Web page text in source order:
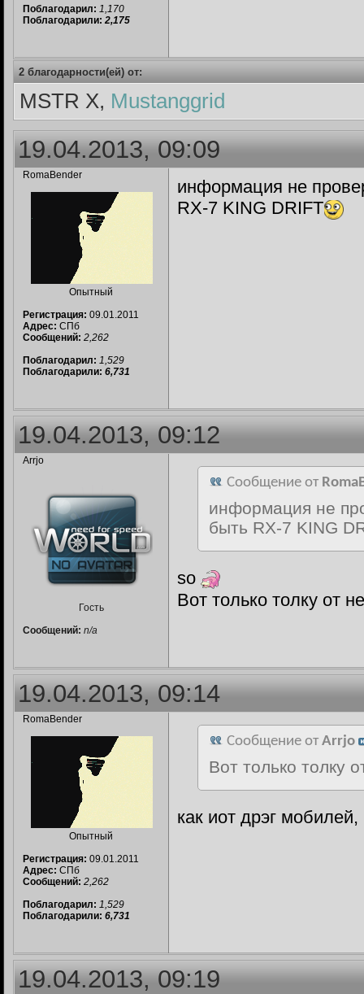
Поблагодарил: 1,170
Поблагодарили: 2,175
2 благодарности(ей) от:
MSTR X, Mustanggrid
19.04.2013, 09:09
RomaBender
Опытный
Регистрация: 09.01.2011
Адрес: СПб
Сообщений: 2,262
Поблагодарил: 1,529
Поблагодарили: 6,731
информация не
RX-7 KING DRIFT
19.04.2013, 09:12
Arrjo
Гость
Сообщений: n/a
Сообщение от
информация не
быть RX-7 KING
so
Вот только толку от
19.04.2013, 09:14
RomaBender
Опытный
Регистрация: 09.01.2011
Адрес: СПб
Сообщений: 2,262
Поблагодарил: 1,529
Поблагодарили: 6,731
Сообщение от Arrjo
Вот только толку
как иот дрэг
19.04.2013, 09:19